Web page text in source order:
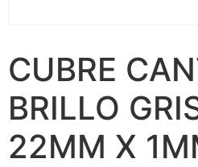
CUBRE
BRILLO
22MM X